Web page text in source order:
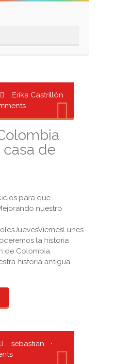
Erika Castrillón
de
para que
nuestro
la historia
de Colombia.
historia antigua.
sebastian
·